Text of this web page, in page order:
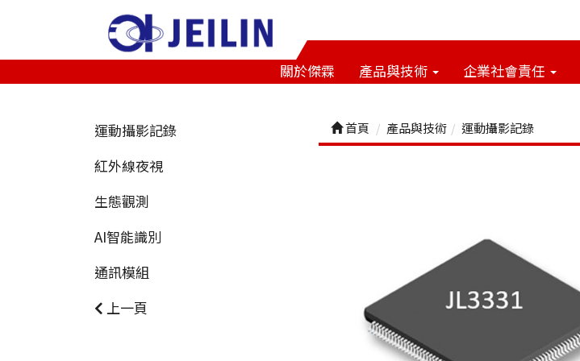
關於傑霖 產品與技術 企業社會責任
運動攝影記錄
紅外線夜視
生態觀測
AI智能識別
通訊模組
上一頁
首頁 產品與技術 運動攝影記錄